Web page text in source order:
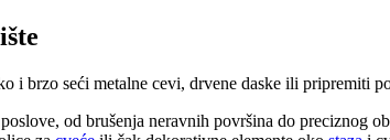
i brzo seći metalne cevi, drvene daske ili pripremiti
od brušenja neravnih površina do